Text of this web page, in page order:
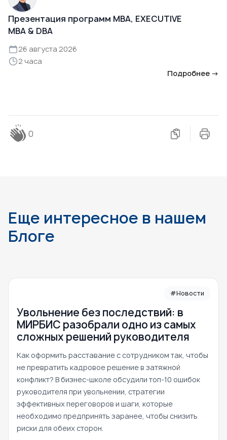
Презентация программ MBA, EXECUTIVE
MBA & DBA
26 августа 2026
2 часа
Подробнее →
0
Еще интересное в нашем
Блоге
#Новости
Увольнение без последствий: в
МИРБИС разобрали одно из самых
сложных решений руководителя
Как оформить расставание с сотрудником так, чтобы
не превратить кадровое решение в затяжной
конфликт? В бизнес-школе обсудили топ-10 ошибок
руководителя при увольнении, стратегии
эффективных переговоров и шаги, которые
необходимо предпринять заранее, чтобы снизить
риски для обеих сторон.